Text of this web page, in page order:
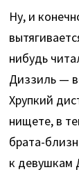
Ну, и
нибудь
Диззиль —
Хрупкий
нищете, в
брата-
к девушкам